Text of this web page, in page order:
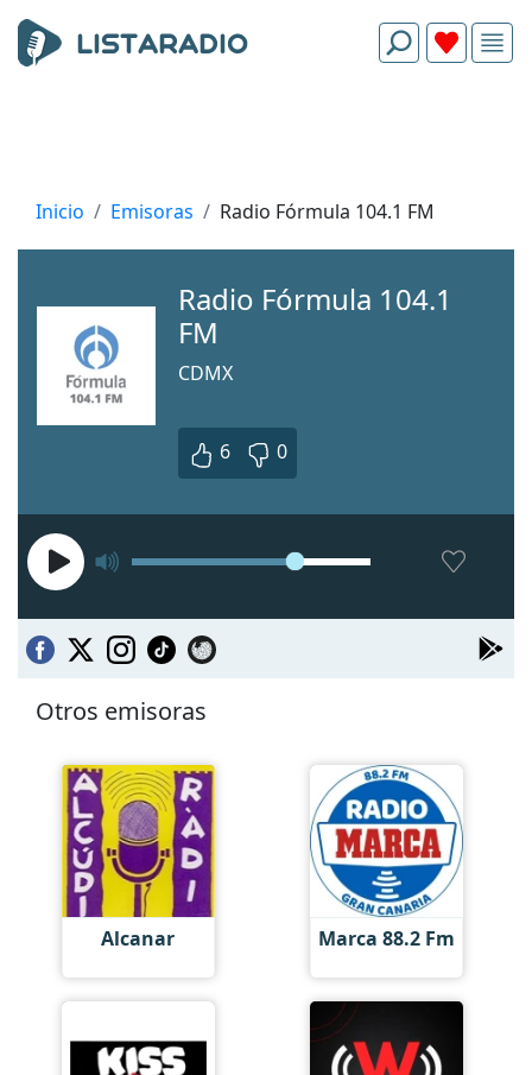
Inicio Emisoras Radio Fórmula 104.1 FM
Radio Fórmula 104.1
FM
CDMX
6 0
Otros emisoras
Alcanar Marca 88.2 Fm